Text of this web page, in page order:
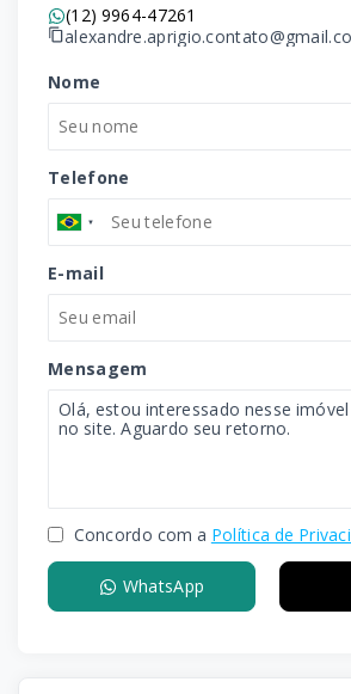
(12) 9964-47261
Nome
Telefone
E-mail
Mensagem
Concordo com a Política de
WhatsApp